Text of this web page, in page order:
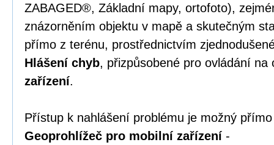
ZABAGED®, Základní mapy, ortofoto),
znázorněním objektu v mapě a skutečným
přímo z terénu, prostřednictvím
Hlášení chyb, přizpůsobené pro ovládání
zařízení.
Přístup k nahlášení problému je možný
Geoprohlížeč pro mobilní zařízení -